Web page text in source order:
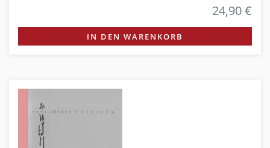
24,90 €
IN DEN WARENKORB